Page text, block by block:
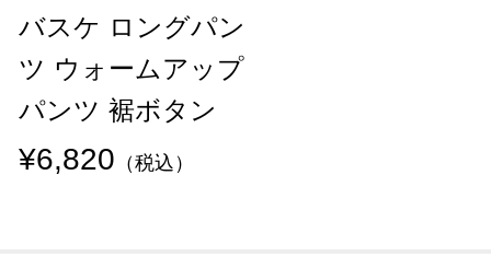
バスケ ロングパン
ツ ウォームアップ
パンツ 裾ボタン
¥6,820 （税込）